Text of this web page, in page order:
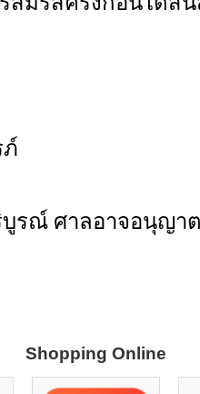
รณ์ ศาลอาจอนุญา
Shopping Online